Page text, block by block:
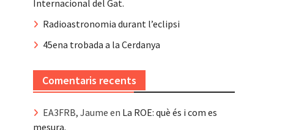
Internacional del Gat.
Radioastronomia durant l’eclipsi
45ena trobada a la Cerdanya
Comentaris recents
EA3FRB, Jaume en La ROE: què és i com es
mesura.